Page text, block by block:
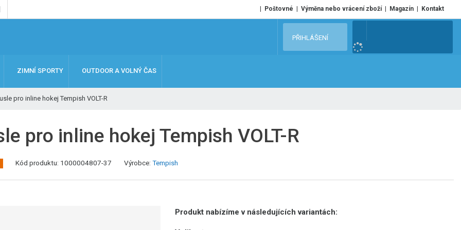
Poštovné Výměna nebo vrácení zboží Magazín Kontakt
e
PŘIHLÁŠENÍ
ZIMNÍ SPORTY OUTDOOR A VOLNÝ ČAS
pro inline hokej Tempish VOLT-R
pro inline hokej Tempish VOLT-R
Kód produktu: 1000004807-37
K
Výrobce: Tempish
Produkt nabízíme v následujících variantách: